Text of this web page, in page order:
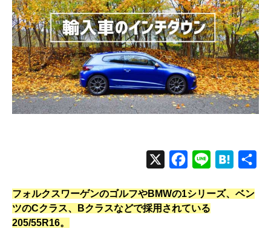
c
e
n
t
フォルクスワーゲンのゴルフやBMWの1シリーズ、ベン
ツのCクラス、Bクラスなどで採用されている
205/55R16。